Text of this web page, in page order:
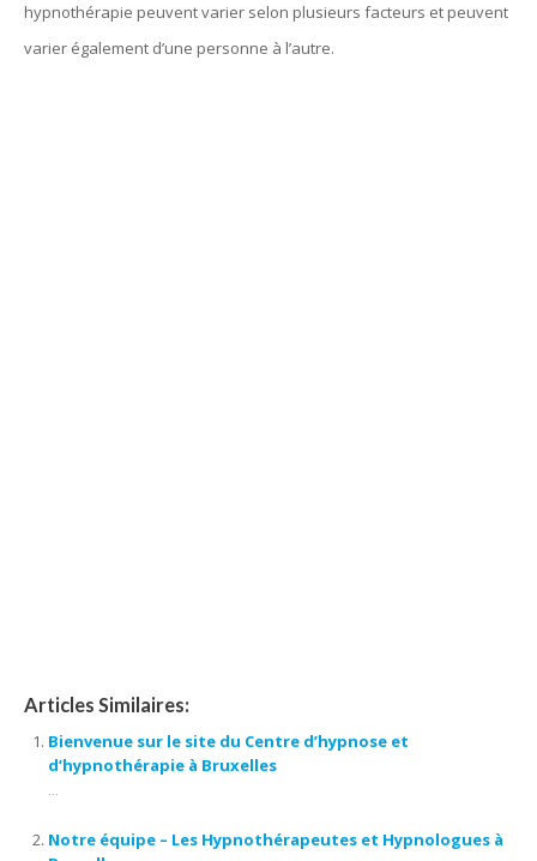
hypnothérapie peuvent varier selon plusieurs facteurs et peuvent
varier également d’une personne à l’autre.
Articles Similaires:
Bienvenue sur le site du Centre d’hypnose et
d’hypnothérapie à Bruxelles
...
Notre équipe – Les Hypnothérapeutes et Hypnologues à